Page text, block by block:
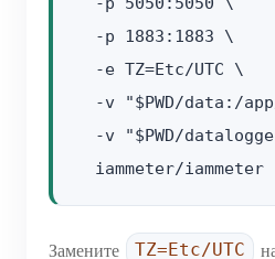
  -p 1883:1883 \
  -e TZ=Etc/UTC \
-v "$PWD/data:/
-v "$PWD/
Замените TZ=Etc/UTC